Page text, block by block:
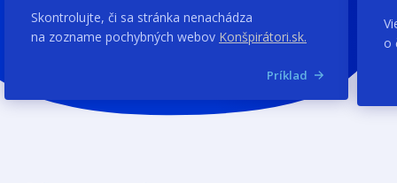
Skontrolujte, či sa stránka nenachádza
na zozname pochybných webov Konšpirátori.sk.
Príklad
o